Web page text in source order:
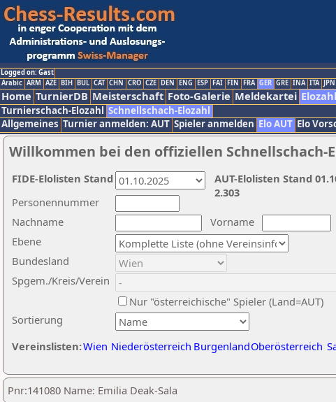
Logged on: Gast
Arabic ARM AZE BIH BUL CAT CHN CRO CZE DEN ENG ESP FAI FIN FRA GER GRE INA ITA JPN
Home TurnierDB Meisterschaft Foto-Galerie Meldekartei
Turnierschach-Elozahl Schnellschach-Elozahl
Allgemeines Turnier anmelden: AUT Spieler anmelden Elo AUT Elo
Willkommen bei den offiziellen Schnellschach-
Nachname
Vorname
Ebene
Sortierung
Personennummer
Bundesland
Spgem./Kreis/Verein
Nur "österreichische" Spieler (Land=AUT)
Vereinslisten:Wien Niederösterreich BurgenlandOberösterreich
AUT-Elolisten Stand
2.303
FIDE-Elolisten Stand
Pnr:141080 Name: Emilia Deak-Sala